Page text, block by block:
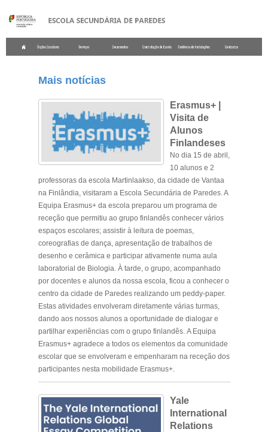
Mais notícias
Erasmus+ |
Visita de
Alunos
Finlandeses
No dia 15 de abril,
10 alunos e 2
professoras da escola Martinlaakso, da cidade de Vantaa
na Finlândia, visitaram a Escola Secundária de Paredes. A
Equipa Erasmus+ da escola preparou um programa de
receção que permitiu ao grupo finlandês conhecer vários
espaços escolares; assistir à leitura de poemas,
coreografias de dança, apresentação de trabalhos de
desenho e cerâmica e participar ativamente numa aula
laboratorial de Biologia. À tarde, o grupo, acompanhado
por docentes e alunos da nossa escola, ficou a conhecer o
centro da cidade de Paredes realizando um peddy-paper.
Estas atividades envolveram diretamente várias turmas,
dando aos nossos alunos a oportunidade de dialogar e
partilhar experiências com o grupo finlandês. A Equipa
Erasmus+ agradece a todos os elementos da comunidade
escolar que se envolveram e empenharam na receção dos
participantes nesta mobilidade Erasmus+.
Yale
International
Relations